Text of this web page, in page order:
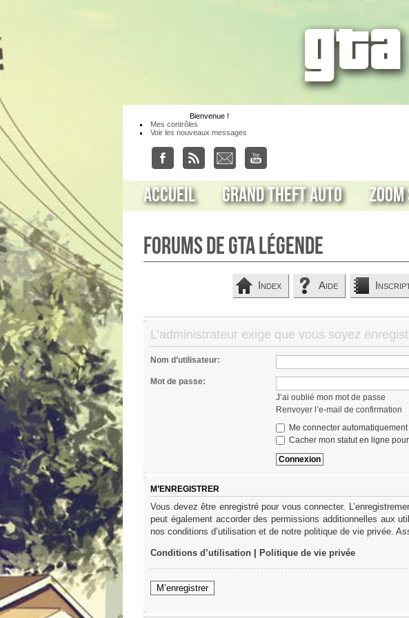
Bienvenue !
Mes contrôles
Voir les nouveaux messages
Accueil Grand Theft Auto
Forums de GTA Légende
Index Aide
L’administrateur exige que vous soyez
Nom d’utilisateur:
Mot de passe:
J’ai oublié mon mot de passe
Renvoyer l’e-mail de confirmation
Me connecter
Cacher mon statut en ligne
M’ENREGISTRER
Vous devez être enregistré pour vous connecter.
peut également accorder des permissions additionnelles aux
nos conditions d’utilisation et de notre politique de vie privée.
Conditions d’utilisation Politique de vie privée
M’enregistrer